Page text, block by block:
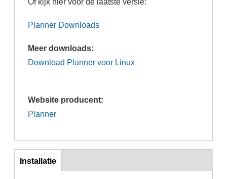
Planner Downloads
Meer downloads:
Download Planner voor Linux
Website producent:
Planner
Inst
Installatie